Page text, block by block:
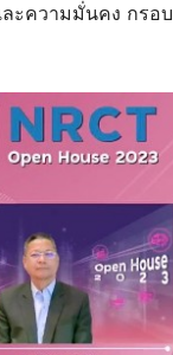
ะความมั่นคง กรอบ